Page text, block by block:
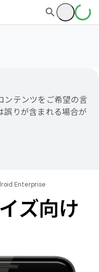
ンテンツをご希望の言
誤りが含まれる場合が
Enterprise
ズ向け